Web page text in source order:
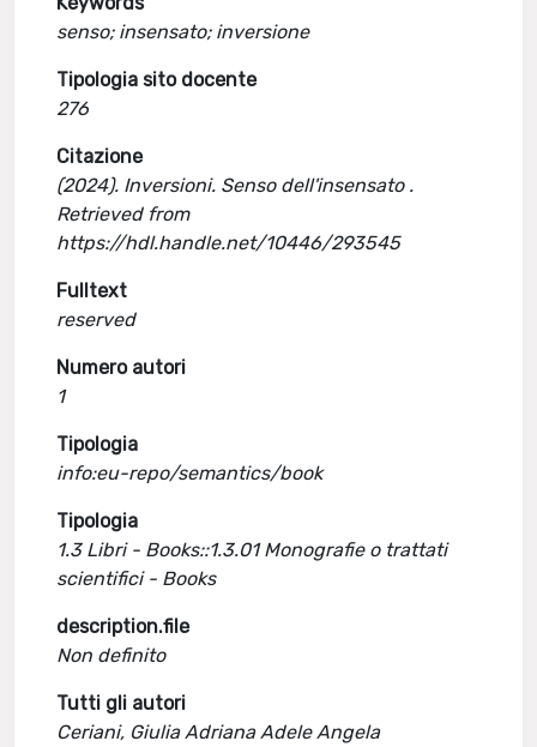
senso; insensato; inversione
Tipologia sito docente
276
Citazione
(2024). Inversioni. Senso dell'insensato .
Retrieved from
https://hdl.handle.net/10446/293545
Fulltext
reserved
Numero autori
1
Tipologia
info:eu-repo/semantics/book
Tipologia
1.3 Libri - Books::1.3.01 Monografie o trattati
scientifici - Books
description.file
Non definito
Tutti gli autori
Ceriani, Giulia Adriana Adele Angela